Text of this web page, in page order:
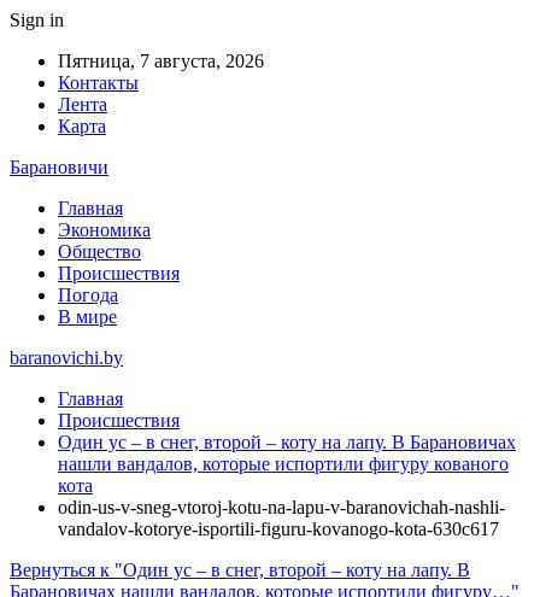
Sign in
Пятница, 7 августа, 2026
Контакты
Лента
Карта
Барановичи
Главная
Экономика
Общество
Происшествия
Погода
В мире
baranovichi.by
Главная
Происшествия
Один ус – в снег, второй – коту на лапу. В Барановичах
нашли вандалов, которые испортили фигуру кованого
кота
odin-us-v-sneg-vtoroj-kotu-na-lapu-v-baranovichah-nashli-
vandalov-kotorye-isportili-figuru-kovanogo-kota-630c617
Вернуться к "Один ус – в снег, второй – коту на лапу. В
Барановичах нашли вандалов, которые испортили фигуру…"